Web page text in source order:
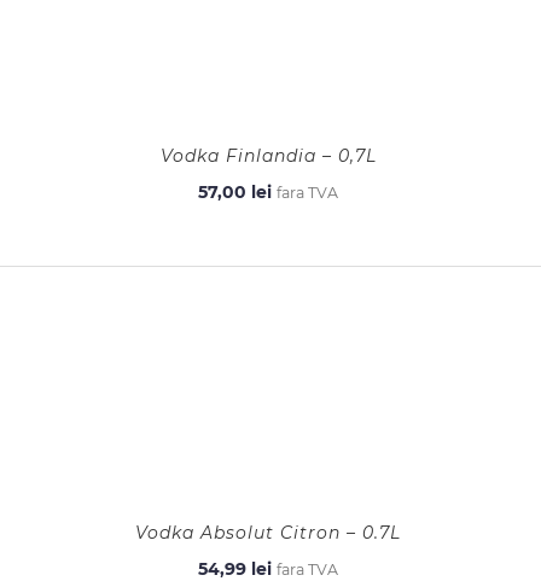
Vodka Finlandia – 0,7L
57,00 lei fara TVA
Vodka Absolut Citron – 0.7L
54,99 lei fara TVA